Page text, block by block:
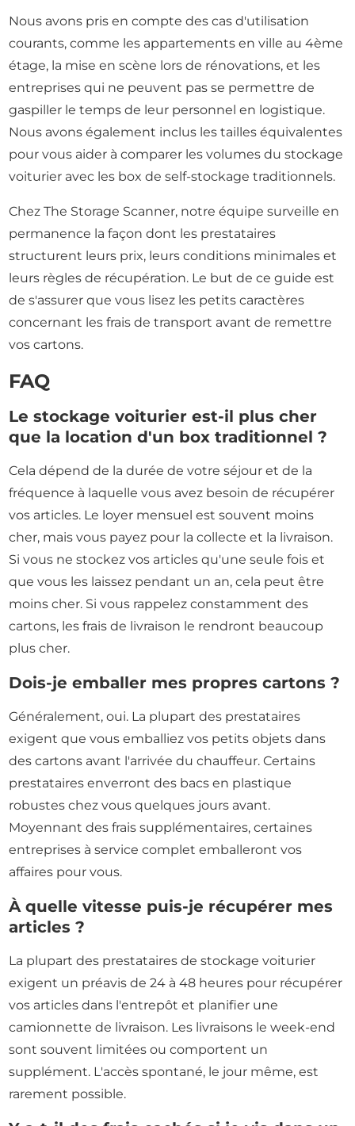
Nous avons pris en compte des cas d'utilisation
courants, comme les appartements en ville au 4ème
étage, la mise en scène lors de rénovations, et les
entreprises qui ne peuvent pas se permettre de
gaspiller le temps de leur personnel en logistique.
Nous avons également inclus les tailles équivalentes
pour vous aider à comparer les volumes du stockage
voiturier avec les box de self-stockage traditionnels.
Chez The Storage Scanner, notre équipe surveille en
permanence la façon dont les prestataires
structurent leurs prix, leurs conditions minimales et
leurs règles de récupération. Le but de ce guide est
de s'assurer que vous lisez les petits caractères
concernant les frais de transport avant de remettre
vos cartons.
FAQ
Le stockage voiturier est-il plus cher
que la location d'un box traditionnel ?
Cela dépend de la durée de votre séjour et de la
fréquence à laquelle vous avez besoin de récupérer
vos articles. Le loyer mensuel est souvent moins
cher, mais vous payez pour la collecte et la livraison.
Si vous ne stockez vos articles qu'une seule fois et
que vous les laissez pendant un an, cela peut être
moins cher. Si vous rappelez constamment des
cartons, les frais de livraison le rendront beaucoup
plus cher.
Dois-je emballer mes propres cartons ?
Généralement, oui. La plupart des prestataires
exigent que vous emballiez vos petits objets dans
des cartons avant l'arrivée du chauffeur. Certains
prestataires enverront des bacs en plastique
robustes chez vous quelques jours avant.
Moyennant des frais supplémentaires, certaines
entreprises à service complet emballeront vos
affaires pour vous.
À quelle vitesse puis-je récupérer mes
articles ?
La plupart des prestataires de stockage voiturier
exigent un préavis de 24 à 48 heures pour récupérer
vos articles dans l'entrepôt et planifier une
camionnette de livraison. Les livraisons le week-end
sont souvent limitées ou comportent un
supplément. L'accès spontané, le jour même, est
rarement possible.